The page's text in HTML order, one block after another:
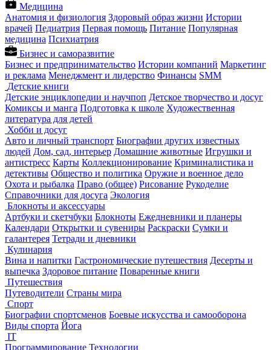
Медицина
Анатомия и физиология Здоровый образ жизни Истории
врачей Педиатрия Первая помощь Питание Популярная
медицина Психиатрия
Бизнес и саморазвитие
Бизнес и предпринимательство Истории компаний Маркетинг
и реклама Менеджмент и лидерство Финансы SMM
Детские книги
Детские энциклопедии и научпоп Детское творчество и досуг
Комиксы и манга Подготовка к школе Художественная
литература для детей
Хобби и досуг
Авто и личный транспорт Биографии других известных
людей Дом, сад, интерьер Домашние животные Игрушки и
антистресс Карты Коллекционирование Криминалистика и
детективы Общество и политика Оружие и военное дело
Охота и рыбалка Право (общее) Рисование Рукоделие
Справочники для досуга Экология
Блокноты и аксессуары
Артбуки и скетчбуки Блокноты Ежедневники и планеры
Календари Открытки и сувениры Раскраски Сумки и
галантерея Тетради и дневники
Кулинария
Вина и напитки Гастрономические путешествия Десерты и
выпечка Здоровое питание Поваренные книги
Путешествия
Путеводители Страны мира
Спорт
Биографии спортсменов Боевые искусства и самооборона
Виды спорта Йога
IT
Программирование Технологии